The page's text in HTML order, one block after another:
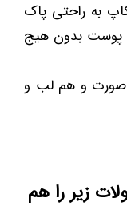
به راحتی پاک
پوست بدون هیج
صورت و هم لب و
زیر را هم